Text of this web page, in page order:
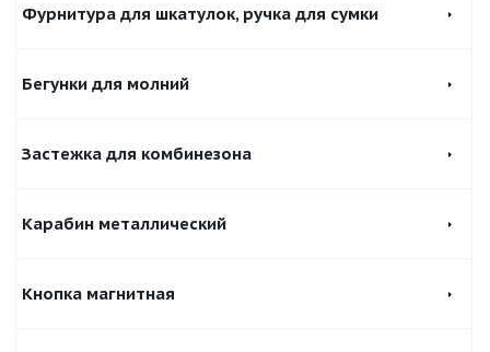
Фурнитура для шкатулок, ручка для сумки
Бегунки для молний
Застежка для комбинезона
Карабин металлический
Кнопка магнитная